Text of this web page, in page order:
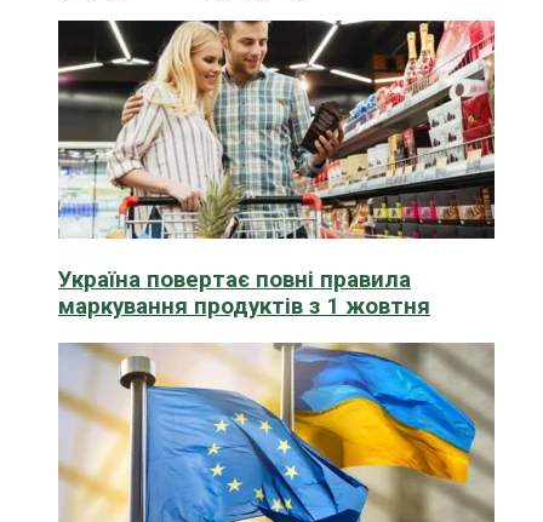
Україна повертає повні правила
маркування продуктів з 1 жовтня